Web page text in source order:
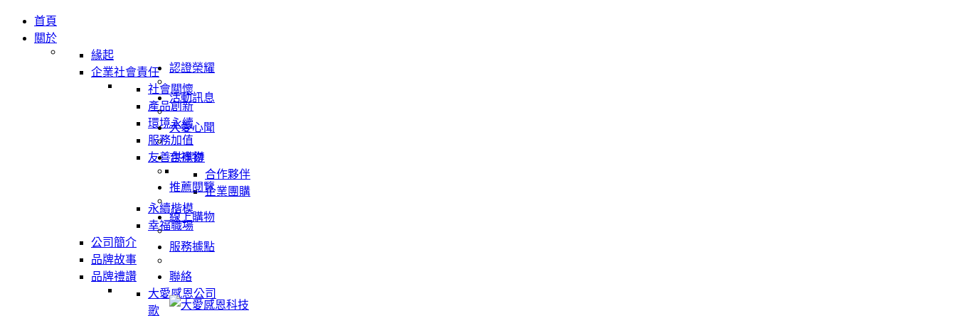
首頁
關於
緣起
企業社會責任
社會關懷
產品創新
環境永續
服務加值
友善供應鏈
合作夥伴
企業團購
永續楷模
幸福職場
公司簡介
品牌故事
品牌禮讚
大愛感恩公司
歌
認證榮耀
活動訊息
大愛心聞
吉祥物
推薦閱覽
線上購物
服務據點
聯絡